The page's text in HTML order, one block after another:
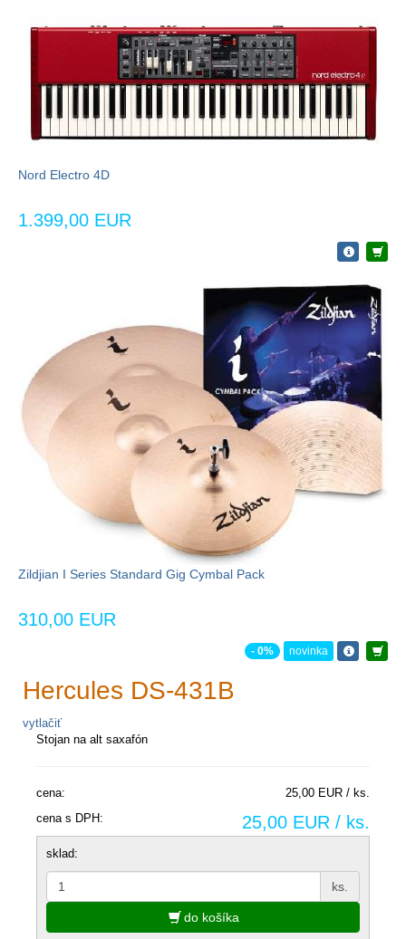
Nord Electro 4D
1.399,00 EUR
Zildjian I Series Standard Gig Cymbal Pack
310,00 EUR
- 0% novinka
Hercules DS-431B
vytlačiť
Stojan na alt saxafón
cena:
25,00 EUR / ks.
cena s DPH:
25,00 EUR / ks.
sklad:
ks.
do košíka